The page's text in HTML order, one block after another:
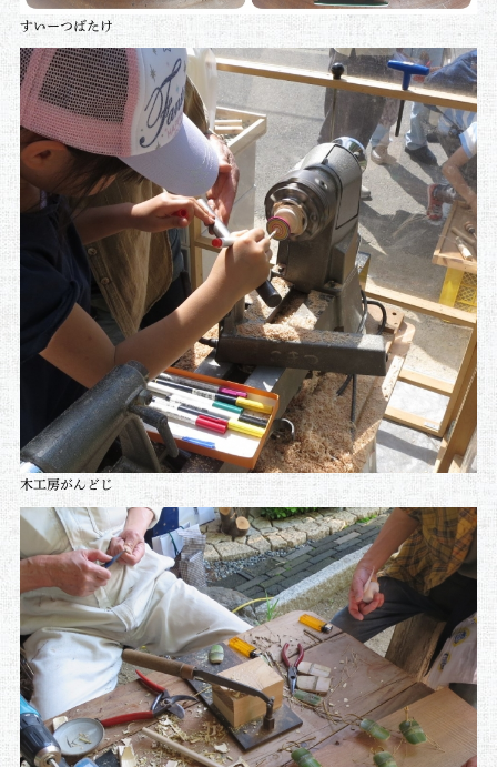
すいーつばたけ
木工房がんどじ